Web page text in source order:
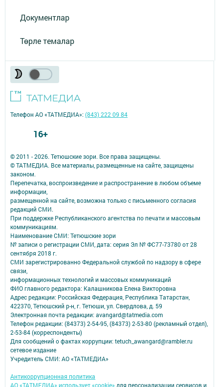
Документлар
Төрле темалар
© 2011 - 2026. Тетюшские зори. Все права защищены.
© ТАТМЕДИА. Все материалы, размещенные на сайте, защищены
законом.
Перепечатка, воспроизведение и распространение в любом объеме
информации,
размещенной на сайте, возможна только с письменного согласия
редакций СМИ.
При поддержке Республиканского агентства по печати и массовым
коммуникациям.
Наименование СМИ: Тетюшские зори
№ записи о регистрации СМИ, дата: серия Эл № ФС77-73780 от 28
сентября 2018 г.
СМИ зарегистрированно Федеральной службой по надзору в сфере
связи,
информационных технологий и массовых коммуникаций
ФИО главного редактора: Калашникова Елена Викторовна
Адрес редакции: Российская Федерация, Республика Татарстан,
422370, Тетюшский р-н, г. Тетюши, ул. Свердлова, д. 59
Электронная почта редакции: avangard@tatmedia.com
Телефон редакции: (84373) 2-54-95, (84373) 2-53-80 (рекламный отдел),
2-53-84 (корреспонденты)
Для сообщений о фактах коррупции: tetuch_awangard@rambler.ru
сетевое издание
Учредитель СМИ: АО «ТАТМЕДИА»
Антикоррупционная политика
АО «ТАТМЕДИА» использует «cookie» для персонализации сервисов и
Телефон АО «ТАТМЕДИА»:(843) 222 09 84
16+